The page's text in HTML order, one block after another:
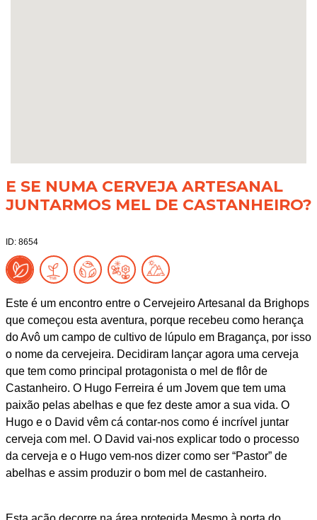
E SE NUMA CERVEJA ARTESANAL
JUNTARMOS MEL DE CASTANHEIRO?
ID: 8654
Este é um encontro entre o Cervejeiro Artesanal da Brighops
que começou esta aventura, porque recebeu como herança
do Avô um campo de cultivo de lúpulo em Bragança, por isso
o nome da cervejeira. Decidiram lançar agora uma cerveja
que tem como principal protagonista o mel de flôr de
Castanheiro. O Hugo Ferreira é um Jovem que tem uma
paixão pelas abelhas e que fez deste amor a sua vida. O
Hugo e o David vêm cá contar-nos como é incrível juntar
cerveja com mel. O David vai-nos explicar todo o processo
da cerveja e o Hugo vem-nos dizer como ser “Pastor” de
abelhas e assim produzir o bom mel de castanheiro.